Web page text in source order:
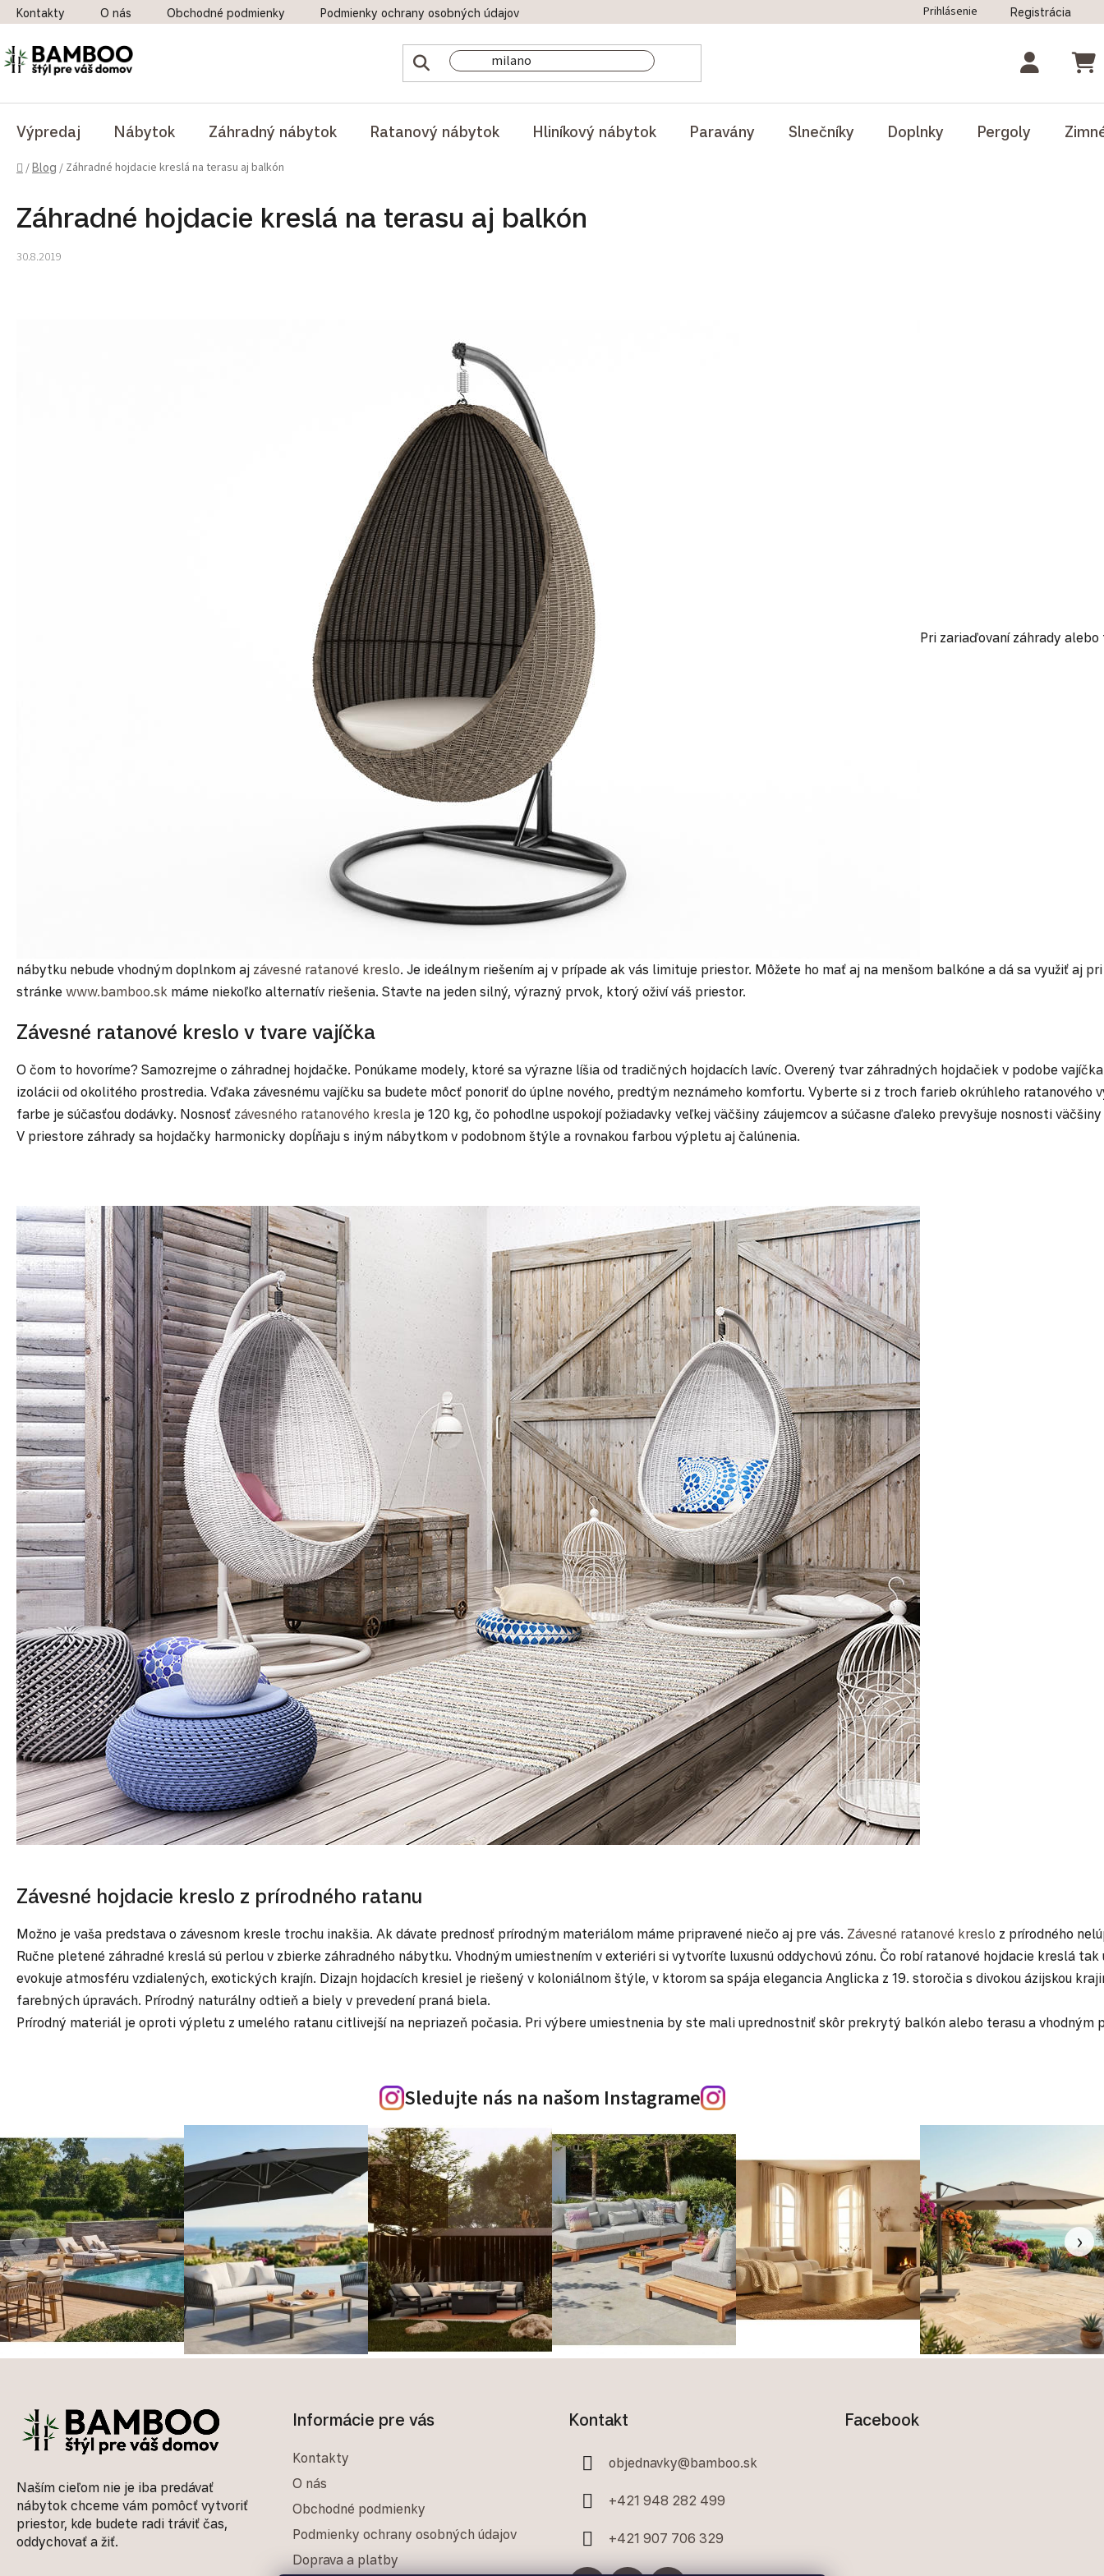
Prejsť na obsah
Kontakty O nás Obchodné podmienky Podmienky ochrany osobných údajov Odstúpenie od zmluvy
Prihlásenie Registrácia
Výpredaj Nábytok Záhradný nábytok Ratanový nábytok Hliníkový nábytok Paravány Slnečníky Doplnky Pergoly
Domov
/Blog / Záhradné hojdacie kreslá na terasu aj balkón
Záhradné hojdacie kreslá na terasu aj balkón
30.8.2019
Pri zariaďovaní záhrady
nábytku nebude vhodným doplnkom aj závesné ratanové kreslo. Je ideálnym riešením aj v prípade ak vás limituje priestor. Môžete ho mať aj na menšom balkóne a dá sa využiť aj
stránke www.bamboo.sk máme niekoľko alternatív riešenia. Stavte na jeden silný, výrazný prvok, ktorý oživí váš priestor.
Závesné ratanové kreslo v tvare vajíčka
O čom to hovoríme? Samozrejme o záhradnej hojdačke. Ponúkame modely, ktoré sa výrazne líšia od tradičných hojdacích lavíc. Overený tvar záhradných hojdačiek v podobe
izolácii od okolitého prostredia. Vďaka závesnému vajíčku sa budete môcť ponoriť do úplne nového, predtým neznámeho komfortu. Vyberte si z troch farieb okrúhleho ratanového
farbe je súčasťou dodávky. Nosnosť závesného ratanového kresla je 120 kg, čo pohodlne uspokojí požiadavky veľkej väčšiny záujemcov a súčasne ďaleko prevyšuje nosnosti
V priestore záhrady sa hojdačky harmonicky dopĺňaju s iným nábytkom v podobnom štýle a rovnakou farbou výpletu aj čalúnenia.
Závesné hojdacie kreslo z prírodného ratanu
Možno je vaša predstava o závesnom kresle trochu inakšia. Ak dávate prednosť prírodným materiálom máme pripravené niečo aj pre vás. Závesné ratanové kreslo z prírodného
Ručne pletené záhradné kreslá sú perlou v zbierke záhradného nábytku. Vhodným umiestnením v exteriéri si vytvoríte luxusnú oddychovú zónu. Čo robí ratanové hojdacie kreslá
evokuje atmosféru vzdialených, exotických krajín. Dizajn hojdacích kresiel je riešený v koloniálnom štýle, v ktorom sa spája elegancia Anglicka z 19. storočia s divokou ázijskou
farebných úpravách. Prírodný naturálny odtieň a biely v prevedení praná biela.
Prírodný materiál je oproti výpletu z umelého ratanu citlivejší na nepriazeň počasia. Pri výbere umiestnenia by ste mali uprednostniť skôr prekrytý balkón alebo terasu a vhodným
Sledujte nás na našom Instagrame
‹ ›
Naším cieľom nie je iba predávať
nábytok chceme vám pomôcť vytvoriť
priestor, kde budete radi tráviť čas,
oddychovať a žiť.
Informácie pre vás
Kontakty
O nás
Obchodné podmienky
Podmienky ochrany osobných údajov
Doprava a platby
Kontakt
objednavky@bamboo.sk
+421 948 282 499
+421 907 706 329
Facebook